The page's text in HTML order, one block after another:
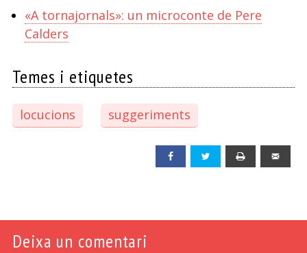
«A tornajornals»: un microconte de Pere
Calders
Temes i etiquetes
locucions suggeriments
Facebook Twitter
Deixa un comentari